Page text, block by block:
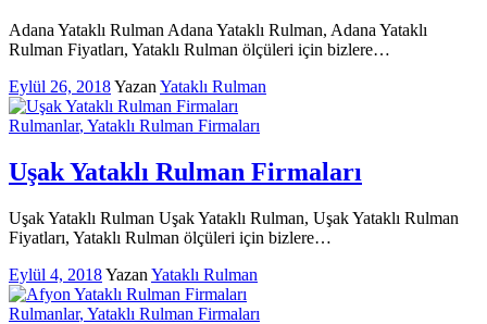
Adana Yataklı Rulman Adana Yataklı Rulman, Adana Yataklı
Rulman Fiyatları, Yataklı Rulman ölçüleri için bizlere…
Eylül 26, 2018Yazan Yataklı Rulman
Rulmanlar, Yataklı Rulman Firmaları
Uşak Yataklı Rulman Firmaları
Uşak Yataklı Rulman Uşak Yataklı Rulman, Uşak Yataklı Rulman
Fiyatları, Yataklı Rulman ölçüleri için bizlere…
Eylül 4, 2018Yazan Yataklı Rulman
Rulmanlar, Yataklı Rulman Firmaları